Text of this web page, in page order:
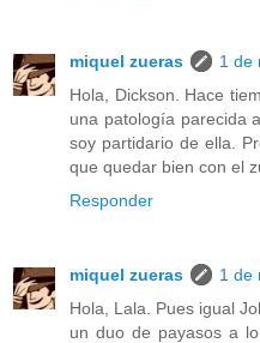
miquel zueras
1 de
Hola, Dickson. Hace
una patología parecida
soy partidario de ella.
que quedar bien con el
Responder
miquel zueras
1 de
Hola, Lala. Pues igual
un duo de payasos a